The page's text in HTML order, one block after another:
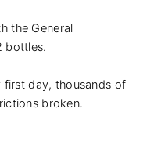
the General
bottles.
day, thousands of
broken.